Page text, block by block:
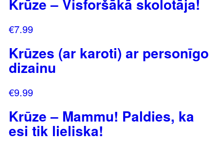
€7.99
Krūzes (ar karoti) ar personīgo
dizainu
€9.99
Krūze – Mammu! Paldies, ka
esi tik lieliska!